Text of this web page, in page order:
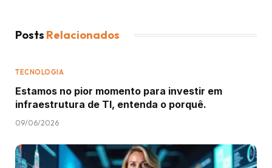
Posts Relacionados
TECNOLOGIA
Estamos no pior momento para investir em
infraestrutura de TI, entenda o porquê.
09/06/2026